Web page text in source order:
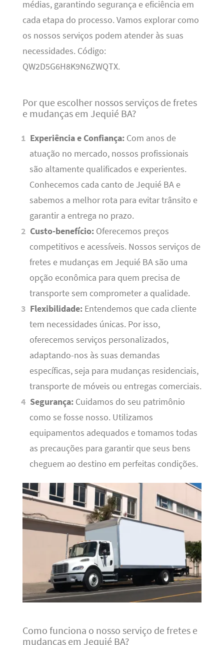
médias, garantindo segurança e eficiência em
cada etapa do processo. Vamos explorar como
os nossos serviços podem atender às suas
necessidades. Código:
QW2D5G6H8K9N6ZWQTX.
Por que escolher nossos serviços de fretes
e mudanças em Jequié BA?
Experiência e Confiança: Com anos de
atuação no mercado, nossos profissionais
são altamente qualificados e experientes.
Conhecemos cada canto de Jequié BA e
sabemos a melhor rota para evitar trânsito e
garantir a entrega no prazo.
Custo-benefício: Oferecemos preços
competitivos e acessíveis. Nossos serviços de
fretes e mudanças em Jequié BA são uma
opção econômica para quem precisa de
transporte sem comprometer a qualidade.
Flexibilidade: Entendemos que cada cliente
tem necessidades únicas. Por isso,
oferecemos serviços personalizados,
adaptando-nos às suas demandas
específicas, seja para mudanças residenciais,
transporte de móveis ou entregas comerciais.
Segurança: Cuidamos do seu patrimônio
como se fosse nosso. Utilizamos
equipamentos adequados e tomamos todas
as precauções para garantir que seus bens
cheguem ao destino em perfeitas condições.
Como funciona o nosso serviço de fretes e
mudanças em Jequié BA?